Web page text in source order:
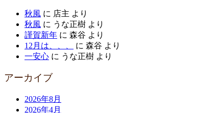
秋風 に 店主 より
秋風 に うな正樹 より
謹賀新年 に 森谷 より
12月は、、、
に 森谷 より
一安心 に うな正樹 より
アーカイブ
2026年8月
2026年4月